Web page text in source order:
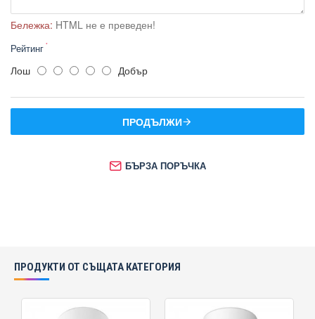
Бележка: HTML не е преведен!
Рейтинг
Лош Добър
ПРОДЪЛЖИ
БЪРЗА ПОРЪЧКА
ПРОДУКТИ ОТ СЪЩАТА КАТЕГОРИЯ